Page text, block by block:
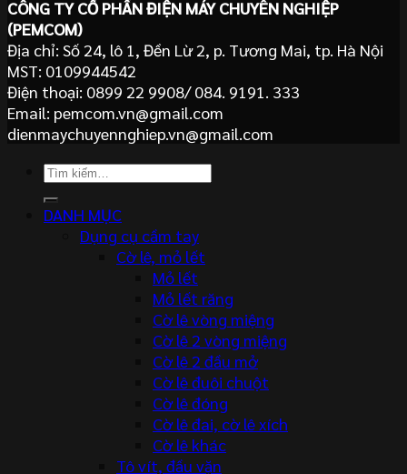
CÔNG TY CỔ PHẦN ĐIỆN MÁY CHUYÊN NGHIỆP
(PEMCOM)
Địa chỉ: Số 24, lô 1, Đền Lừ 2, p. Tương Mai, tp. Hà Nội
MST: 0109944542
Điện thoại: 0899 22 9908/ 084. 9191. 333
Email: pemcom.vn@gmail.com
dienmaychuyennghiep.vn@gmail.com
Tìm
DANH MỤC
Dụng cụ cầm tay
Cờ lê, mỏ lết
Mỏ lết
Mỏ lết răng
Cờ lê vòng miệng
Cờ lê 2 vòng miệng
Cờ lê 2 đầu mở
Cờ lê đuôi chuột
Cờ lê đóng
Cờ lê đai, cờ lê xích
Cờ lê khác
Tô vít, đầu vặn